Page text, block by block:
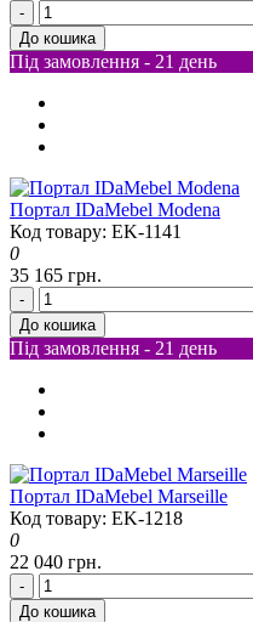
-
До кошика
Під замовлення - 21 день
Портал IDaMebel Modena
Код товару: EK-1141
0
35 165 грн.
-
До кошика
Під замовлення - 21 день
Портал IDaMebel Marseille
Код товару: EK-1218
0
22 040 грн.
-
До кошика